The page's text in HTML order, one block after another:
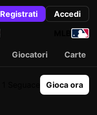
Registrati
Accedi
Giocatori Carte
Gioca ora